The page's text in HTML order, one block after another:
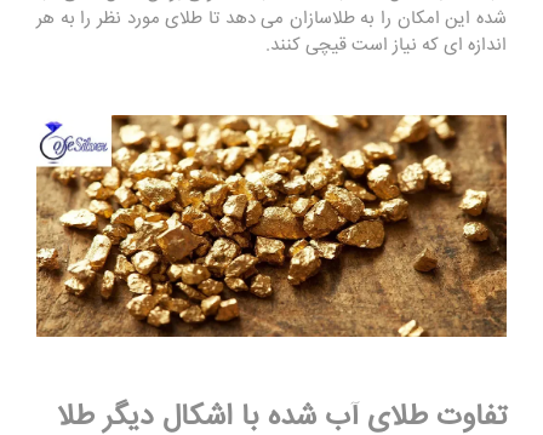
شده این امکان را به طلاسازان می دهد تا طلای مورد نظر را به هر
اندازه ای که نیاز است قیچی کنند.
تفاوت طلای آب شده با اشکال دیگر طلا